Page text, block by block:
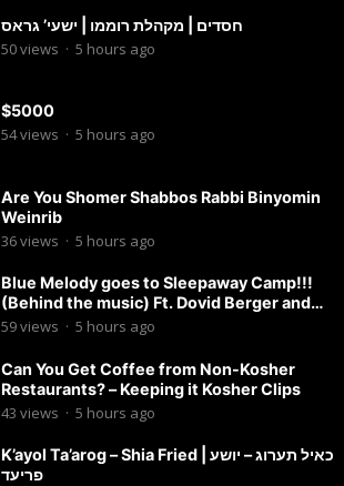
חסדים | מקהלת רוממו | ישעי’ גראס
50views · 5 hours ago
$5000
54views · 5 hours ago
Are You Shomer Shabbos Rabbi Binyomin
Weinrib
36views · 5 hours ago
Blue Melody goes to Sleepaway Camp!!!
(Behind the music) Ft. Dovid Berger and
Chaim Brown
59views · 5 hours ago
Can You Get Coffee from Non-Kosher
Restaurants? – Keeping it Kosher Clips
43 views · 5 hours ago
K’ayol Ta’arog – Shia Fried | כאיל תערוג – יושע
פריעד